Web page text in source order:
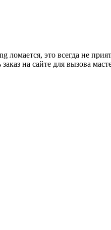
ломается, это всегда не
на сайте для вызова